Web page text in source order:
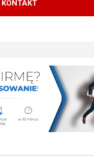
KONTAKT